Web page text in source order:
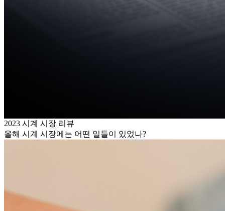
2023 시계 시장 리뷰
올해 시계 시장에는 어떤 일들이 있었나?